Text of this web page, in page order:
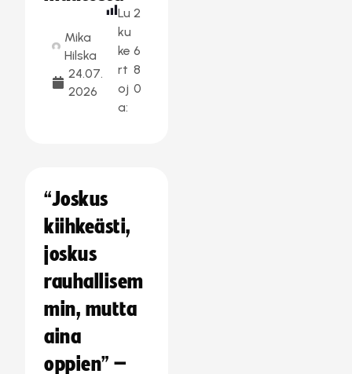
Mika
Hilska
24.07.
2026
Lu
ku
ke
rt
oj
a:
2
6
8
0
“Joskus
kiihkeästi,
joskus
rauhallisem
min, mutta
aina
oppien” –